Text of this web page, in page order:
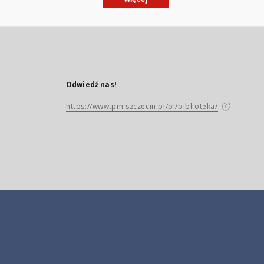
Odwiedź nas!
https://www.pm.szczecin.pl/pl/biblioteka/